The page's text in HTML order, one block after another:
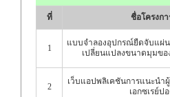
ที่ ชื่อโครงกา
1
แบบจำลองอุปกรณ์ยืดจับแผ่
เปลี่ยนแปลงขนาดมุมขอ
2
เว็บแอปพลิเคชันการแนะนำ
เอกซเรย์ป